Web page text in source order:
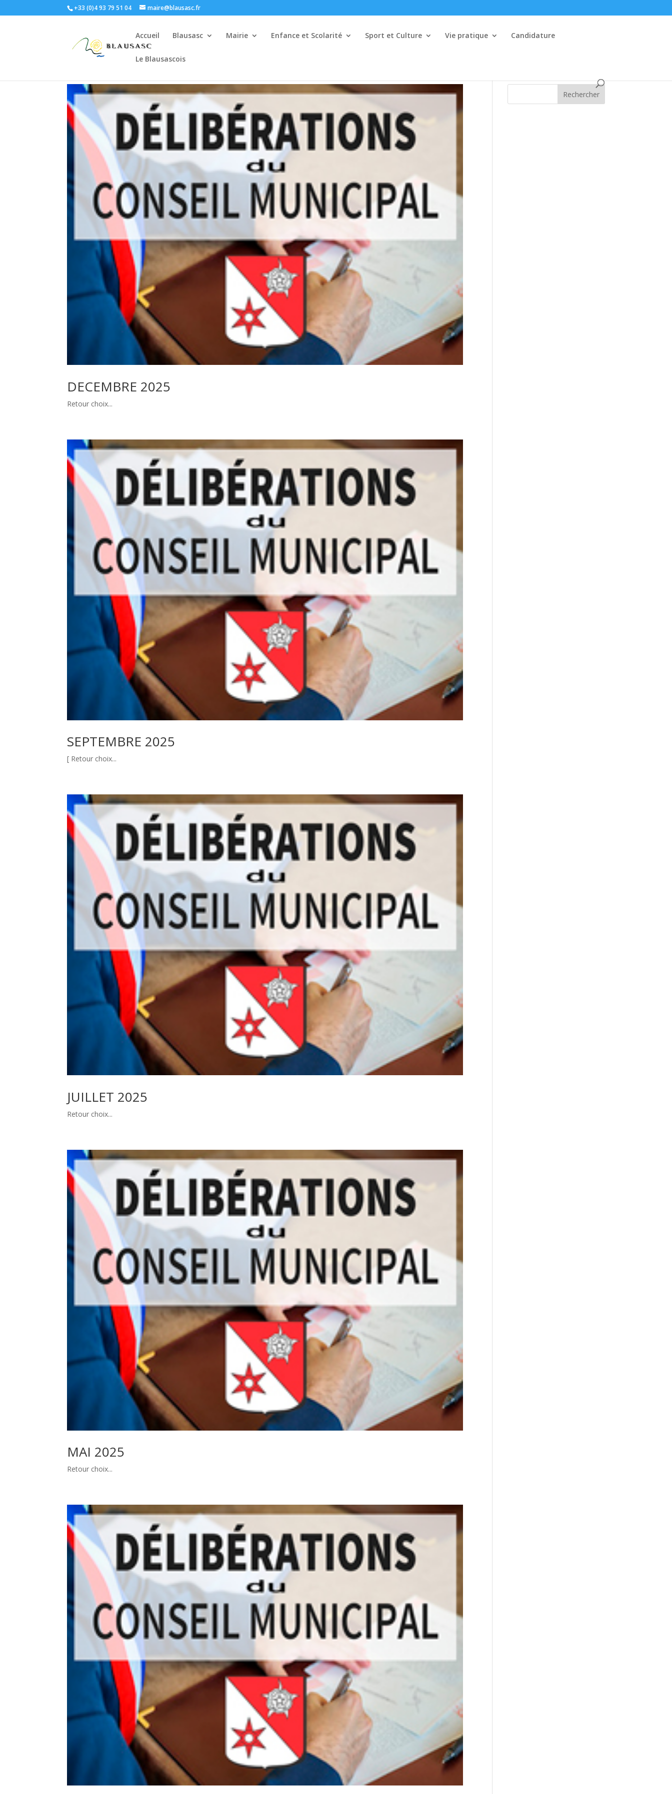
+33 (0)4 93 79 51 04 maire@blausasc.fr
Accueil Blausasc Mairie Enfance et Scolarité Sport et Culture Vie pratique Candidature
Le Blausascois
DECEMBRE 2025
Retour choix...
SEPTEMBRE 2025
[ Retour choix...
JUILLET 2025
Retour choix...
MAI 2025
Retour choix...
Rechercher